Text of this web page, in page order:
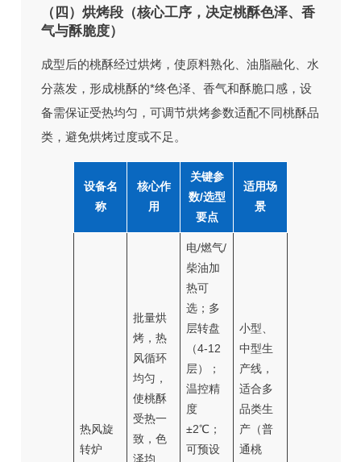
（四）烘烤段（核心工序，决定桃酥色泽、香
气与酥脆度）
成型后的桃酥经过烘烤，使原料熟化、油脂融化、水
分蒸发，形成桃酥的*终色泽、香气和酥脆口感，设
备需保证受热均匀，可调节烘烤参数适配不同桃酥品
类，避免烘烤过度或不足。
设备名
称
核心作
用
关键参
数/选型
要点
适用场
景
热风旋
转炉
批量烘
烤，热
风循环
均匀，
使桃酥
受热一
致，色
泽均
电/燃气/
柴油加
热可
选；多
层转盘
（4-12
层）；
温控精
度
±2℃；
可预设
小型、
中型生
产线，
适合多
品类生
产（普
通桃